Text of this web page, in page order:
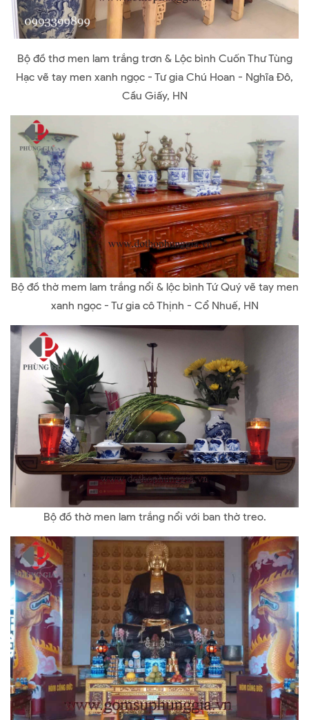
Bộ đồ thơ men lam trắng trơn & Lộc bình Cuốn Thư Tùng
Hạc vẽ tay men xanh ngọc - Tư gia Chú Hoan - Nghĩa Đô,
Cầu Giấy, HN
Bộ đồ thờ mem lam trắng nổi & lộc bình Tứ Quý vẽ tay men
xanh ngọc - Tư gia cô Thịnh - Cổ Nhuế, HN
Bộ đồ thờ men lam trắng nổi với ban thờ treo.